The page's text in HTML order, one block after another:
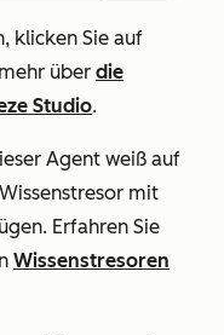
klicken Sie auf
über die
Studio.
Agent weiß auf
mit
Erfahren Sie
Wissenstresoren